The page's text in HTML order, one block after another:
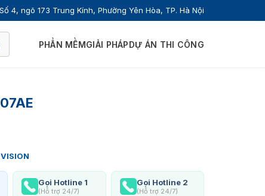
Số 4, ngõ 173 Trung Kính, Phường Yên Hòa, TP. Hà Nội
PHẦN MỀMGIẢI PHÁPDỰ ÁN THI CÔNG
Gọi Hotline 1
(Hỗ trợ 24/7)
Gọi Hotline 2
(Hỗ trợ 24/7)